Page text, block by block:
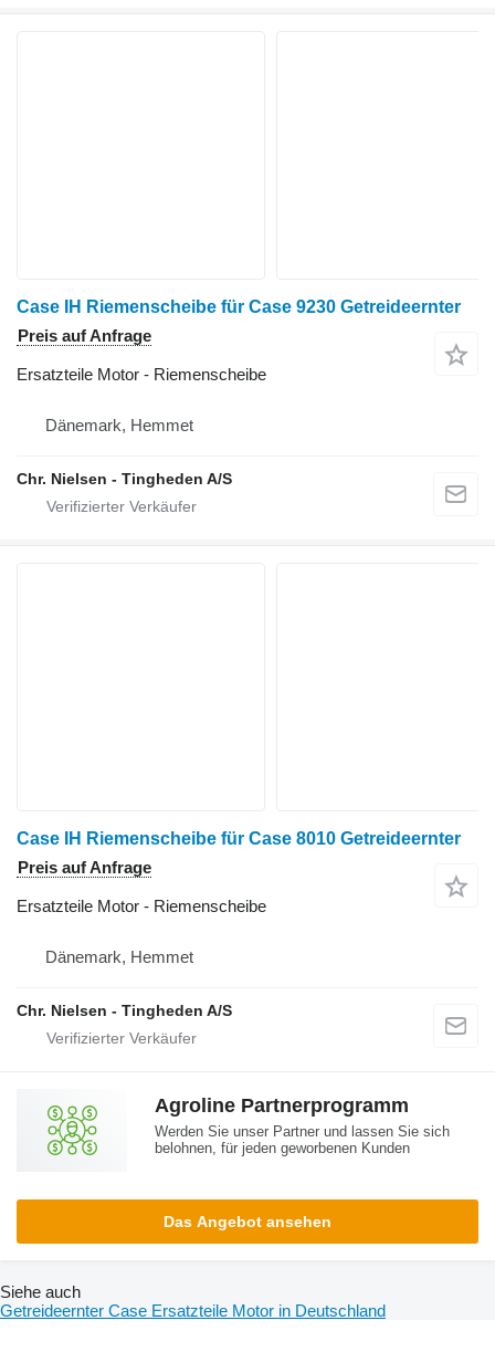
Case IH Riemenscheibe für Case 9230 Getreideernter
Preis auf Anfrage
Ersatzteile Motor - Riemenscheibe
Dänemark, Hemmet
Chr. Nielsen - Tingheden A/S
Case IH Riemenscheibe für Case 8010 Getreideernter
Preis auf Anfrage
Ersatzteile Motor - Riemenscheibe
Dänemark, Hemmet
Chr. Nielsen - Tingheden A/S
Agroline Partnerprogramm
Werden Sie unser Partner und lassen Sie sich
belohnen, für jeden geworbenen Kunden
Das Angebot ansehen
Siehe auch
Getreideernter Case Ersatzteile Motor in Deutschland